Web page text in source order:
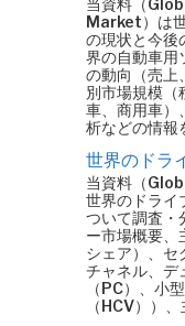
当資料（
Market）は
の現状と今後
界の自動車用
の動向（売上
別市場規模（
車、商用車）
析などの情報
世界のドラ
当資料（
世界のドライ
ついて調査・
ー市場概要、
シェア）、セ
チャネル、デ
（PC）、小
（HCV））